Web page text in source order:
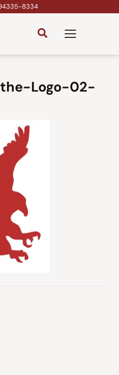
8334
Logo-02-